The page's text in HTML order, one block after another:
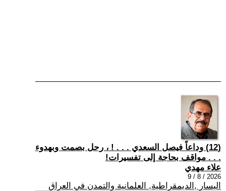
(12) وداعاً فيصل السعدي . . . ! ، رحل بصمت وبهدوء
. . . مواقف بحاجة إلى تفسيرات!
علاء مهدي
2026 / 8 / 9
اليسار ,الديمقراطية, العلمانية والتمدن في العراق